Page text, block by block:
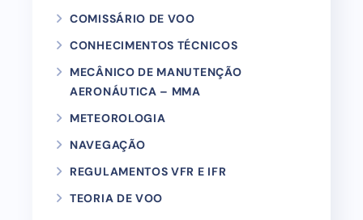
COMISSÁRIO DE VOO
CONHECIMENTOS TÉCNICOS
MECÂNICO DE MANUTENÇÃO
AERONÁUTICA – MMA
METEOROLOGIA
NAVEGAÇÃO
REGULAMENTOS VFR E IFR
TEORIA DE VOO